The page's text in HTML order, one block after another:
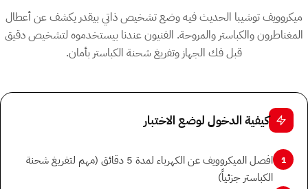
ميكروويف توشيبا الحديث فيه وضع تشخيص ذاتي بيقدر يكشف عن أعطال
المغناطرون والكباستر والمروحة. الفنيون عندنا بيستخدموه لتشخيص دقيق
قبل فك الجهاز وتفريغ شحنة الكباستر بأمان.
كيفية الدخول لوضع الاختبار
1
افصل الميكروويف عن الكهرباء لمدة 5 دقائق (مهم لتفريغ شحنة
الكباستر جزئياً)